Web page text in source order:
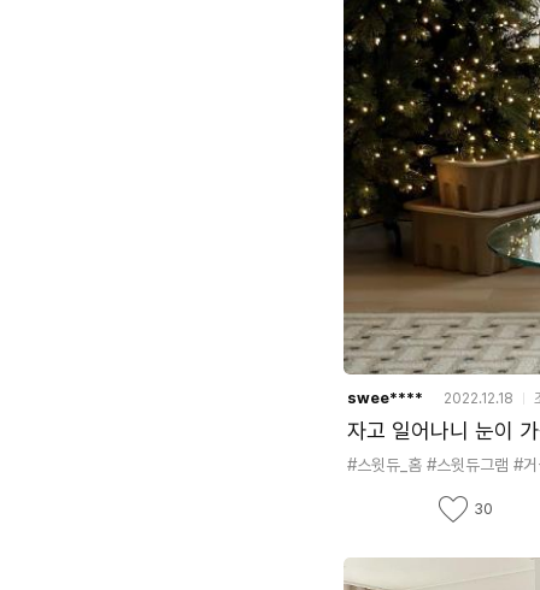
swee**** 2022.12.18
자고 일어나니 눈이
#스윗듀_홈 #스윗듀그램 #거
좋
30